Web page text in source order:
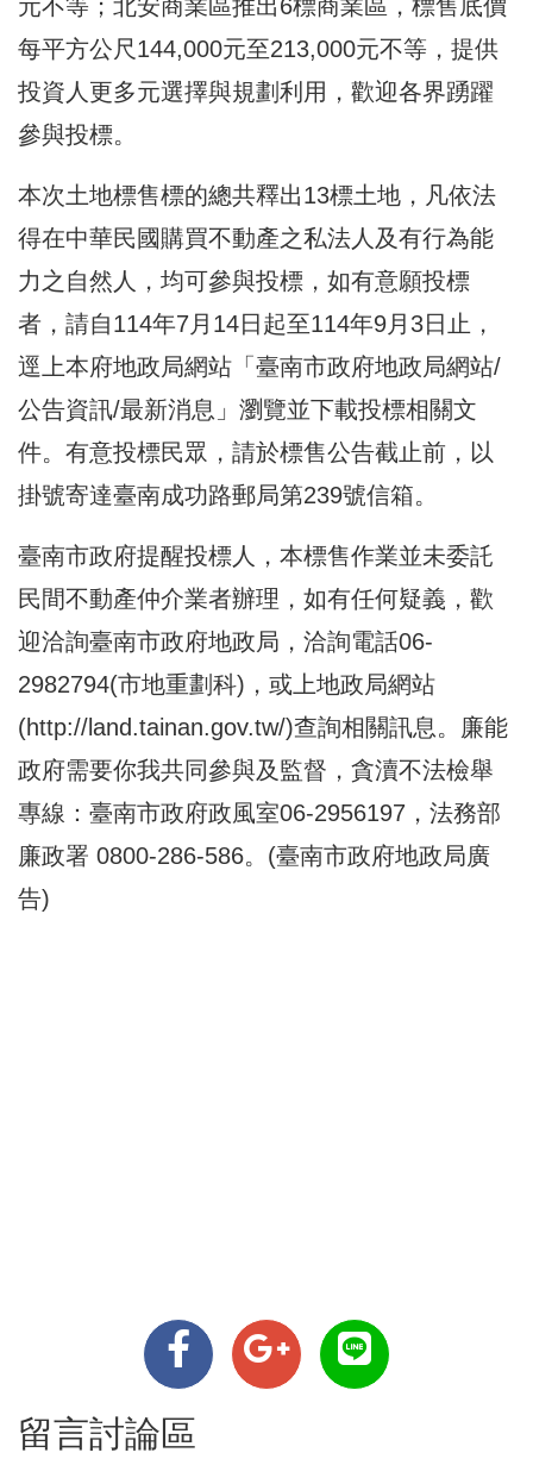
元不等；北安商業區推出6標商業區，標售底價
每平方公尺144,000元至213,000元不等，提供
投資人更多元選擇與規劃利用，歡迎各界踴躍
參與投標。
本次土地標售標的總共釋出13標土地，凡依法
得在中華民國購買不動產之私法人及有行為能
力之自然人，均可參與投標，如有意願投標
者，請自114年7月14日起至114年9月3日止，
逕上本府地政局網站「臺南市政府地政局網站/
公告資訊/最新消息」瀏覽並下載投標相關文
件。有意投標民眾，請於標售公告截止前，以
掛號寄達臺南成功路郵局第239號信箱。
臺南市政府提醒投標人，本標售作業並未委託
民間不動產仲介業者辦理，如有任何疑義，歡
迎洽詢臺南市政府地政局，洽詢電話06-
2982794(市地重劃科)，或上地政局網站
(http://land.tainan.gov.tw/)查詢相關訊息。廉能
政府需要你我共同參與及監督，貪瀆不法檢舉
專線：臺南市政府政風室06-2956197，法務部
廉政署 0800-286-586。(臺南市政府地政局廣
告)
留言討論區